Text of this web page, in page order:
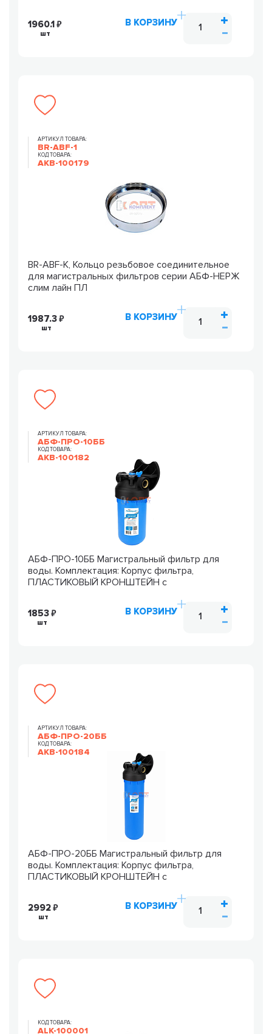
1960.1
шт
В КОРЗИНУ
АРТИКУЛ ТОВАРА:
BR-ABF-1
КОД ТОВАРА:
AKB-100179
BR-ABF-K, Кольцо резьбовое соединительное
для магистральных фильтров серии АБФ-НЕРЖ
слим лайн ПЛ
1987.3
шт
В КОРЗИНУ
АРТИКУЛ ТОВАРА:
АБФ-ПРО-10ББ
КОД ТОВАРА:
AKB-100182
АБФ-ПРО-10ББ Магистральный фильтр для
воды. Комплектация: Корпус фильтра,
ПЛАСТИКОВЫЙ КРОНШТЕЙН с
1853
шт
В КОРЗИНУ
АРТИКУЛ ТОВАРА:
АБФ-ПРО-20ББ
КОД ТОВАРА:
AKB-100184
АБФ-ПРО-20ББ Магистральный фильтр для
воды. Комплектация: Корпус фильтра,
ПЛАСТИКОВЫЙ КРОНШТЕЙН с
2992
шт
В КОРЗИНУ
КОД ТОВАРА:
ALK-100001